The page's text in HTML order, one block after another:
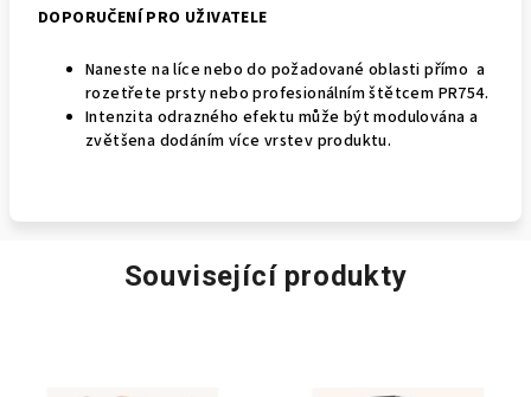
DOPORUČENÍ PRO UŽIVATELE
Naneste na líce nebo do požadované oblasti přímo a
rozetřete prsty nebo profesionálním štětcem PR754.
Intenzita odrazného efektu může být modulována a
zvětšena dodáním více vrstev produktu.
Související produkty